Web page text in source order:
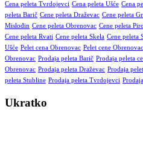
Cena peleta Tvrdojevci Cena peleta Ušće Cena
peleta Barič Cene peleta Draževac Cene peleta
Mislođin Cene peleta Obrenovac Cene peleta
Cene peleta Rvati Cene peleta Skela Cene peleta
Ušće Pelet cena Obrenovac Pelet cene Obrenovac
Obrenovac Prodaja peleta Barič Prodaja peleta
Obrenovac Prodaja peleta Draževac Prodaja
peleta Stubline Prodaja peleta Tvrdojevci
Ukratko